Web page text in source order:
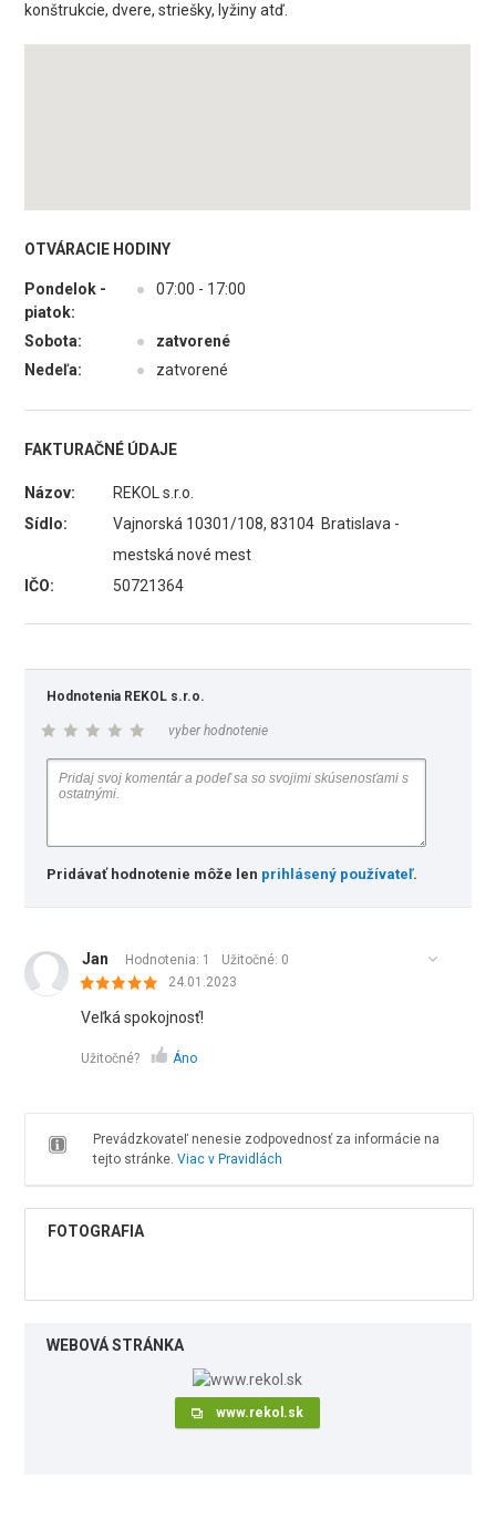
konštrukcie, dvere, striešky, lyžiny atď.
OTVÁRACIE HODINY
Pondelok -
piatok:
● 07:00 - 17:00
Sobota: ●
zatvorené
Nedeľa:
● zatvorené
FAKTURAČNÉ ÚDAJE
Názov:
REKOL s.r.o.
Sídlo:
Vajnorská 10301/108, 83104 Bratislava -
mestská nové mest
IČO:
50721364
Hodnotenia REKOL s.r.o.
vyber hodnotenie
Pridávať hodnotenie môže len prihlásený používateľ.
Jan Hodnotenia: 1 Užitočné: 0
24.01.2023
Veľká spokojnosť!
Užitočné? Áno
Prevádzkovateľ nenesie zodpovednosť za informácie na
tejto stránke. Viac v Pravidlách
FOTOGRAFIA
WEBOVÁ STRÁNKA
www.rekol.sk